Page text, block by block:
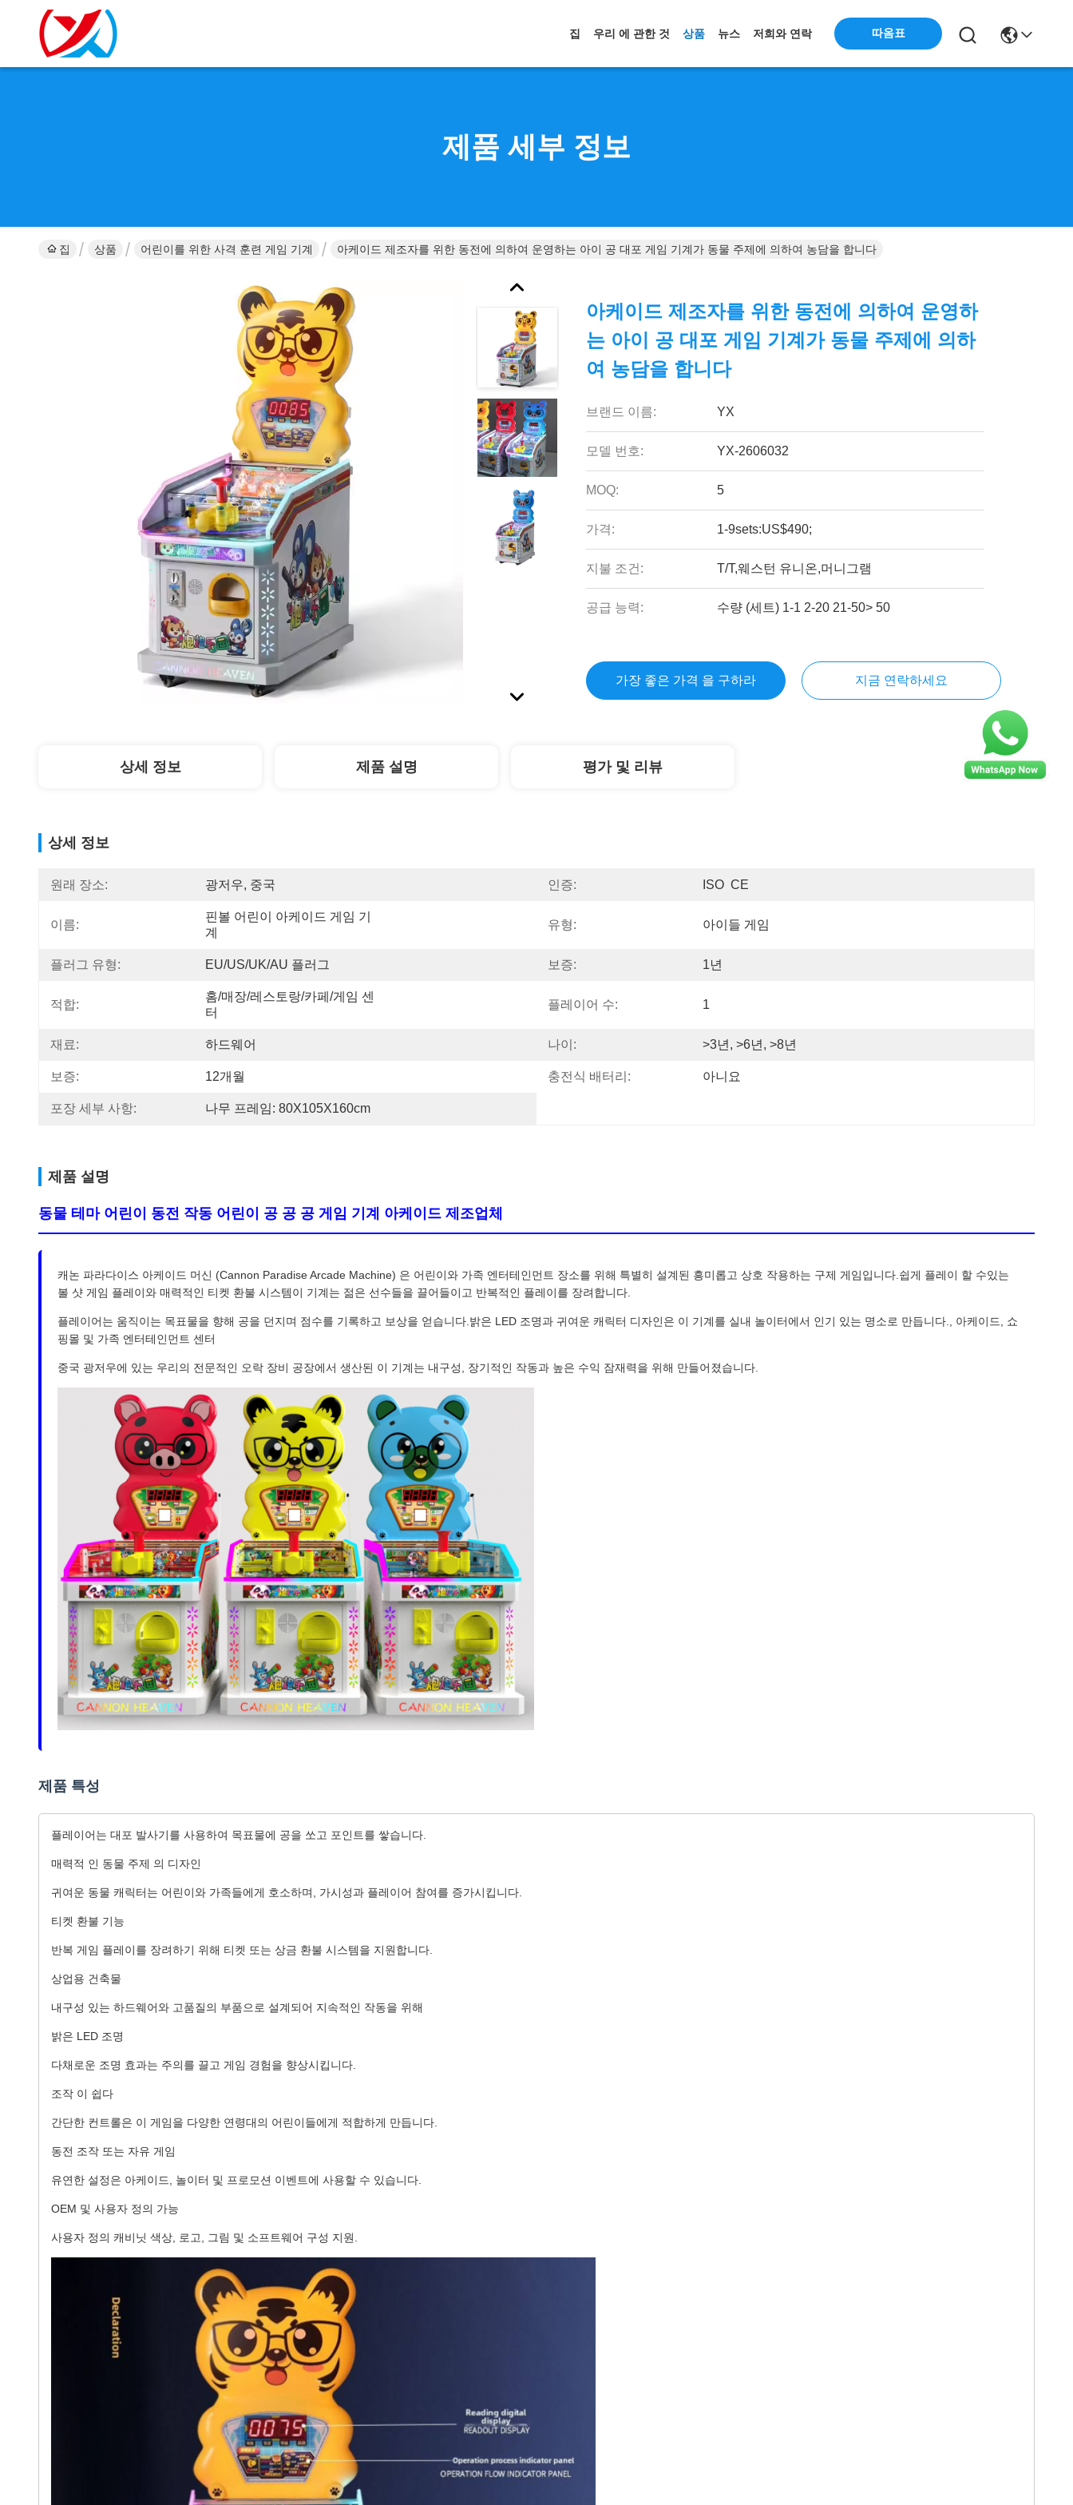
집 우리 에 관한 것 상품 뉴스 저희와 연락 따옴표
제품 세부 정보
집 상품 어린이를 위한 사격 훈련 게임 기계 아케이드 제조자를 위한 동전에 의하여 운영하는 아이 공 대포 게임 기계가 동물 주제에 의하여 농담을 합니다
아케이드 제조자를 위한 동전에 의하여 운영하
는 아이 공 대포 게임 기계가 동물 주제에 의하
여 농담을 합니다
브랜드 이름: YX
모델 번호: YX-2606032
MOQ: 5
가격: 1-9sets:US$490;
지불 조건: T/T,웨스턴 유니온,머니그램
공급 능력: 수량 (세트) 1-1 2-20 21-50> 50
가장 좋은 가격 을 구하라 지금 연락하세요
상세 정보 제품 설명 평가 및 리뷰
상세 정보
원래 장소: 광저우, 중국 인증: ISO  CE
이름:
핀볼 어린이 아케이드 게임 기
계
유형: 아이들 게임
플러그 유형: EU/US/UK/AU 플러그 보증: 1년
적합:
홈/매장/레스토랑/카페/게임 센
터
플레이어 수: 1
재료: 하드웨어 나이: >3년, >6년, >8년
보증: 12개월 충전식 배터리: 아니요
포장 세부 사항: 나무 프레임: 80X105X160cm
제품 설명
동물 테마 어린이 동전 작동 어린이 공 공 공 게임 기계 아케이드 제조업체
캐논 파라다이스 아케이드 머신 (Cannon Paradise Arcade Machine) 은 어린이와 가족 엔터테인먼트 장소를 위해 특별히 설계된 흥미롭고 상호 작용하는 구제 게임입니다.쉽게 플레이 할 수있는
볼 샷 게임 플레이와 매력적인 티켓 환불 시스템이 기계는 젊은 선수들을 끌어들이고 반복적인 플레이를 장려합니다.
플레이어는 움직이는 목표물을 향해 공을 던지며 점수를 기록하고 보상을 얻습니다.밝은 LED 조명과 귀여운 캐릭터 디자인은 이 기계를 실내 놀이터에서 인기 있는 명소로 만듭니다., 아케이드, 쇼
핑몰 및 가족 엔터테인먼트 센터
중국 광저우에 있는 우리의 전문적인 오락 장비 공장에서 생산된 이 기계는 내구성, 장기적인 작동과 높은 수익 잠재력을 위해 만들어졌습니다.
제품 특성
플레이어는 대포 발사기를 사용하여 목표물에 공을 쏘고 포인트를 쌓습니다.
매력적 인 동물 주제 의 디자인
귀여운 동물 캐릭터는 어린이와 가족들에게 호소하며, 가시성과 플레이어 참여를 증가시킵니다.
티켓 환불 기능
반복 게임 플레이를 장려하기 위해 티켓 또는 상금 환불 시스템을 지원합니다.
상업용 건축물
내구성 있는 하드웨어와 고품질의 부품으로 설계되어 지속적인 작동을 위해
밝은 LED 조명
다채로운 조명 효과는 주의를 끌고 게임 경험을 향상시킵니다.
조작 이 쉽다
간단한 컨트롤은 이 게임을 다양한 연령대의 어린이들에게 적합하게 만듭니다.
동전 조작 또는 자유 게임
유연한 설정은 아케이드, 놀이터 및 프로모션 이벤트에 사용할 수 있습니다.
OEM 및 사용자 정의 가능
사용자 정의 캐비닛 색상, 로고, 그림 및 소프트웨어 구성 지원.